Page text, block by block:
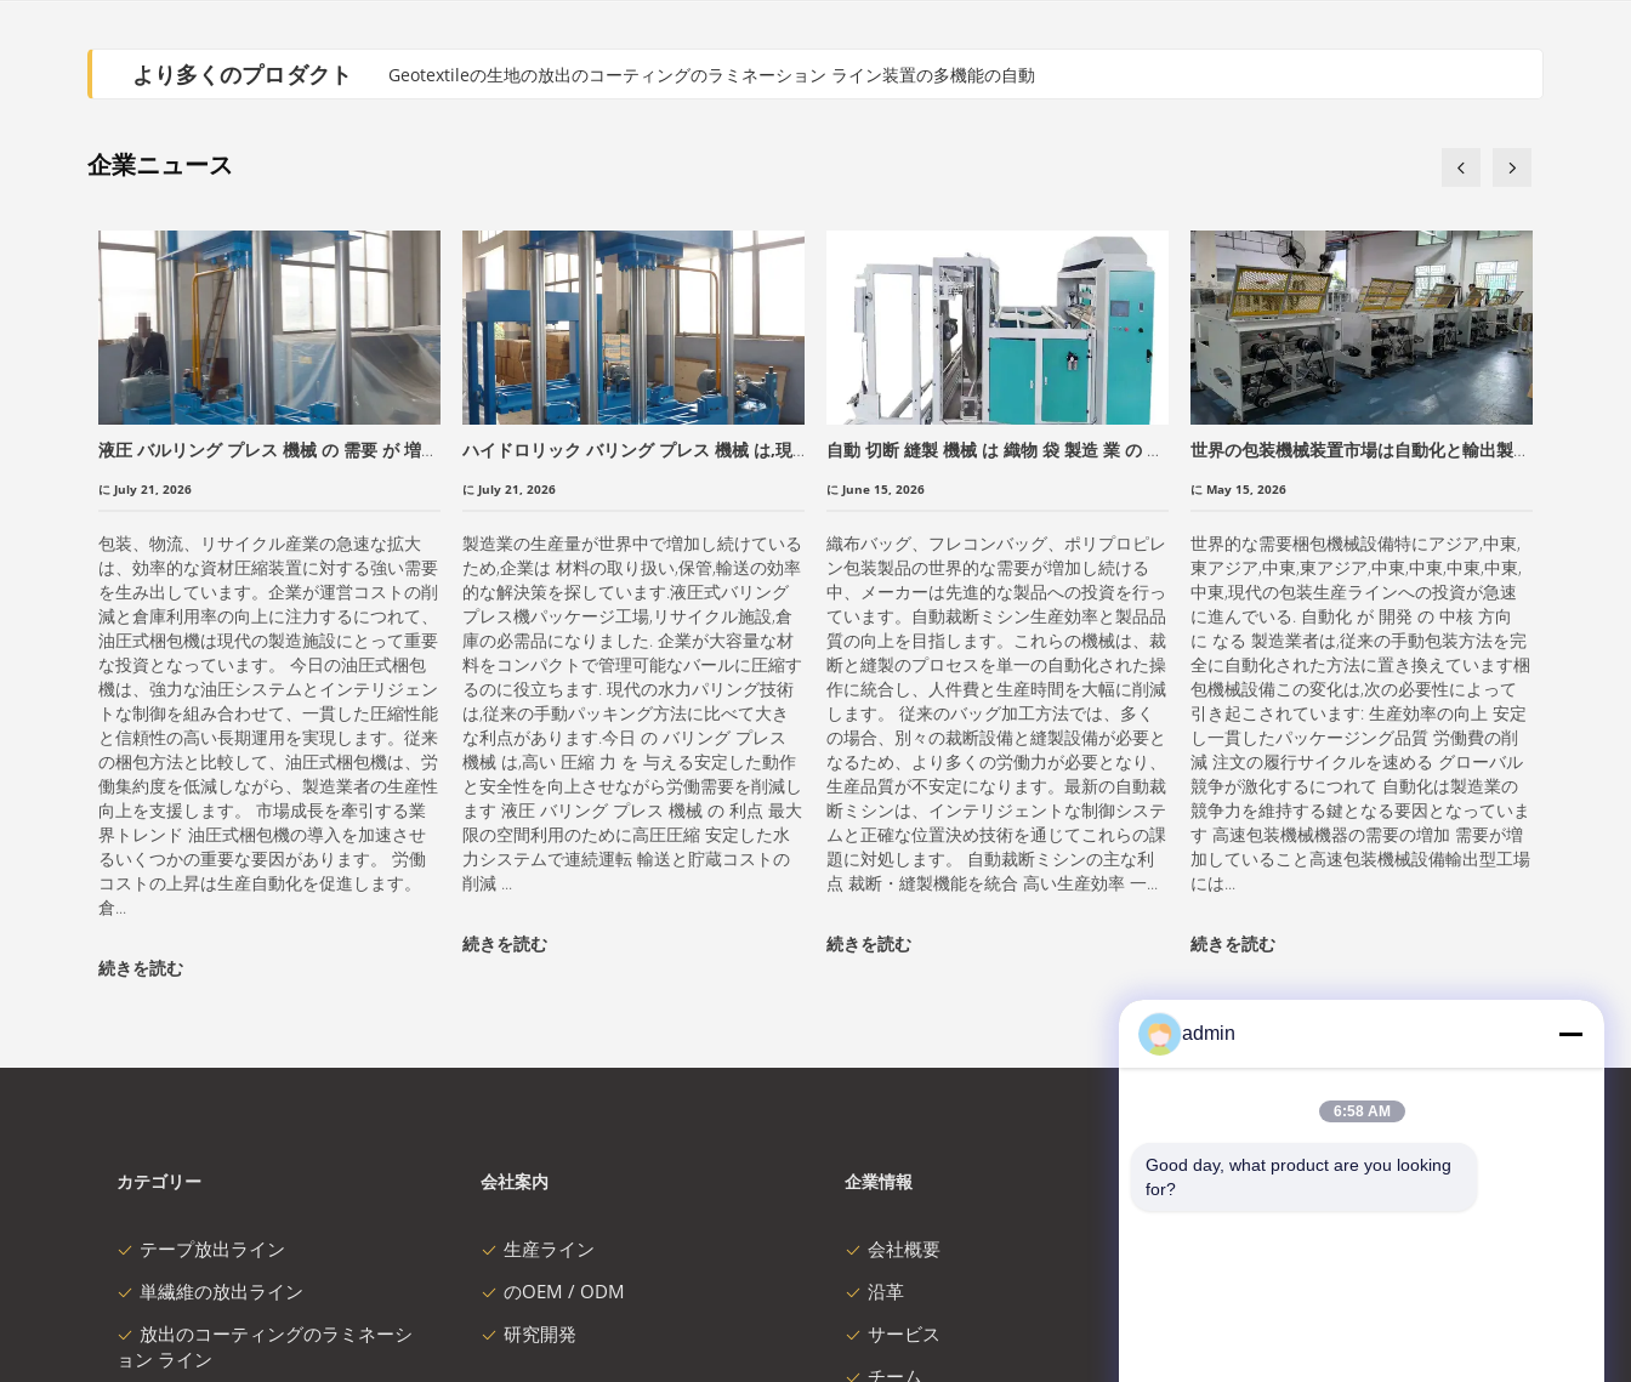
より多くのプロダクト Geotextileの生地の放出のコーティングのラミネーション ライン装置の多機能の自動
企業ニュース
液圧 バルリング プレス 機械 の 需要 が 増加
リューション を 支持 し て い ます
に July 21, 2026
包装、物流、リサイクル産業の急速な拡大
は、効率的な資材圧縮装置に対する強い需要
を生み出しています。企業が運営コストの削
減と倉庫利用率の向上に注力するにつれて、
油圧式梱包機は現代の製造施設にとって重要
な投資となっています。 今日の油圧式梱包
機は、強力な油圧システムとインテリジェン
トな制御を組み合わせて、一貫した圧縮性能
と信頼性の高い長期運用を実現します。従来
の梱包方法と比較して、油圧式梱包機は、労
働集約度を低減しながら、製造業者の生産性
向上を支援します。 市場成長を牽引する業
界トレンド 油圧式梱包機の導入を加速させ
るいくつかの重要な要因があります。 労働
コストの上昇は生産自動化を促進します。
倉...
続きを読む
ハイドロリック バリング プレス 機械 は,現
上 さ せる
に July 21, 2026
製造業の生産量が世界中で増加し続けている
ため,企業は 材料の取り扱い,保管,輸送の効率
的な解決策を探しています.液圧式バリング
プレス機パッケージ工場,リサイクル施設,倉
庫の必需品になりました. 企業が大容量な材
料をコンパクトで管理可能なバールに圧縮す
るのに役立ちます. 現代の水力パリング技術
は,従来の手動パッキング方法に比べて大き
な利点があります.今日 の バリング プレス
機械 は,高い 圧縮 力 を 与える安定した動作
と安全性を向上させながら労働需要を削減し
ます 液圧 バリング プレス 機械 の 利点 最大
限の空間利用のために高圧圧縮 安定した水
力システムで連続運転 輸送と貯蔵コストの
削減 ...
続きを読む
自動 切断 縫製 機械 は 織物 袋 製造 業 の 効
に June 15, 2026
織布バッグ、フレコンバッグ、ポリプロピレ
ン包装製品の世界的な需要が増加し続ける
中、メーカーは先進的な製品への投資を行っ
ています。自動裁断ミシン生産効率と製品品
質の向上を目指します。これらの機械は、裁
断と縫製のプロセスを単一の自動化された操
作に統合し、人件費と生産時間を大幅に削減
します。 従来のバッグ加工方法では、多く
の場合、別々の裁断設備と縫製設備が必要と
なるため、より多くの労働力が必要となり、
生産品質が不安定になります。最新の自動裁
断ミシンは、インテリジェントな制御システ
ムと正確な位置決め技術を通じてこれらの課
題に対処します。 自動裁断ミシンの主な利
点 裁断・縫製機能を統合 高い生産効率 一...
続きを読む
世界の包装機械装置市場は自動化と輸出製造
に May 15, 2026
世界的な需要梱包機械設備特にアジア,中東,
東アジア,中東,東アジア,中東,中東,中東,中東,
中東,現代の包装生産ラインへの投資が急速
に進んでいる. 自動化 が 開発 の 中核 方向
に なる 製造業者は,従来の手動包装方法を完
全に自動化された方法に置き換えています梱
包機械設備この変化は,次の必要性によって
引き起こされています: 生産効率の向上 安定
し一貫したパッケージング品質 労働費の削
減 注文の履行サイクルを速める グローバル
競争が激化するにつれて 自動化は製造業の
競争力を維持する鍵となる要因となっていま
す 高速包装機械機器の需要の増加 需要が増
加していること高速包装機械設備輸出型工場
には...
続きを読む
カテゴリー
テープ放出ライン
単繊維の放出ライン
放出のコーティングのラミネーシ
ョン ライン
会社案内
生産ライン
のOEM / ODM
研究開発
企業情報
会社概要
沿革
サービス
チーム
お問い合わせ
admin
6:58 AM
Good day, what product are you looking
for?